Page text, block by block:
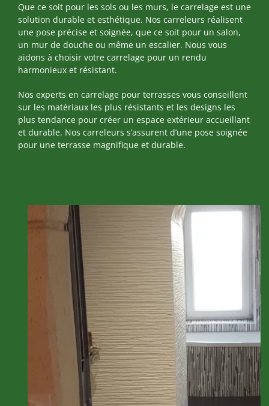
Que ce soit pour les sols ou les murs, le carrelage est une
solution durable et esthétique. Nos carreleurs réalisent
une pose précise et soignée, que ce soit pour un salon,
un mur de douche ou même un escalier. Nous vous
aidons à choisir votre carrelage pour un rendu
harmonieux et résistant.
Nos experts en carrelage pour terrasses vous conseillent
sur les matériaux les plus résistants et les designs les
plus tendance pour créer un espace extérieur accueillant
et durable. Nos carreleurs s’assurent d’une pose soignée
pour une terrasse magnifique et durable.